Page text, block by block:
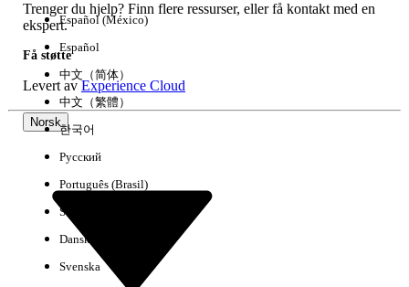
Fjern alle Utført
Trenger du hjelp? Finn flere ressurser, eller få kontakt med en
ekspert.
Få støtte
Levert avExperience Cloud
Norsk
Español (México)
Español
中文（简体）
中文（繁體）
한국어
Русский
Português (Brasil)
Suomi
Dansk
Svenska